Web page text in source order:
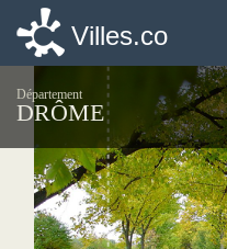
Villes.co
Département
DRÔME
Villes.co